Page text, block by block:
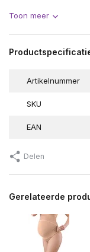
Toon meer
Artikelnummer
SKU
EAN
Delen
Gerelateerde